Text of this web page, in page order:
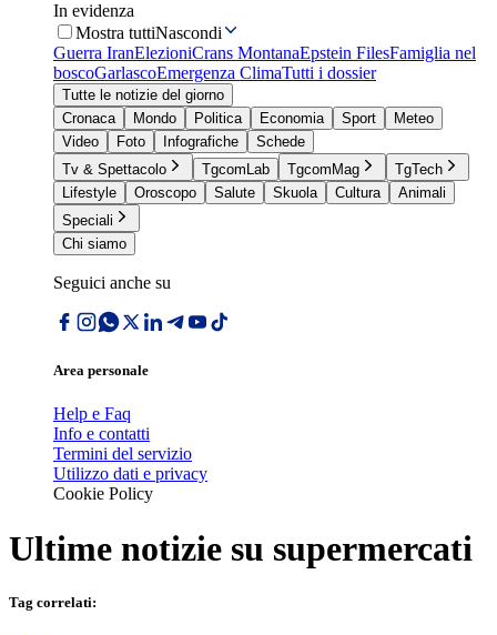
In evidenza
Mostra tuttiNascondi
Guerra IranElezioniCrans MontanaEpstein FilesFamiglia nel
boscoGarlascoEmergenza ClimaTutti i dossier
Tutte le notizie del giorno
Cronaca
Mondo Politica Economia Sport
Meteo
Video
Foto Infografiche
Schede
Tv & Spettacolo
TgcomLab TgcomMag
TgTech
Lifestyle
Oroscopo Salute Skuola Cultura
Animali
Speciali
Chi siamo
Seguici anche su
Area personale
Help e Faq
Info e contatti
Termini del servizio
Utilizzo dati e privacy
Cookie Policy
Ultime notizie su supermercati
Tag correlati: